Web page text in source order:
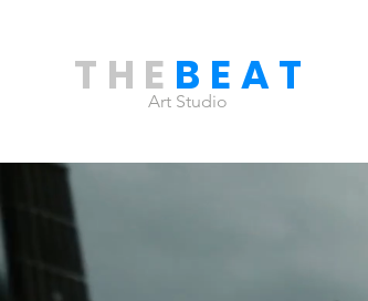
THE BEAT
Art Studio